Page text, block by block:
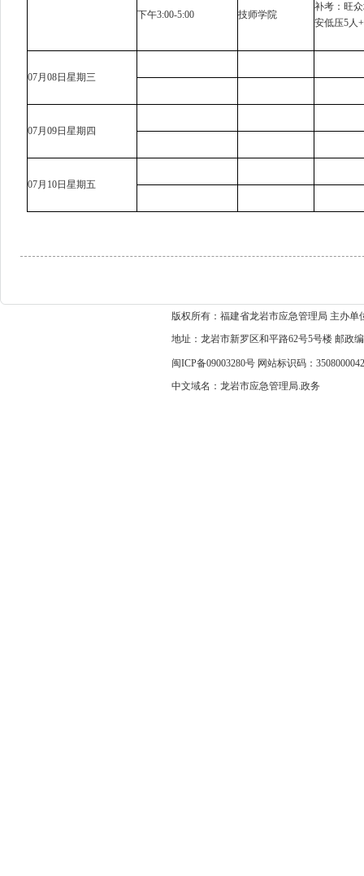
下午3:00-5:00 技师学院
补考：旺
安低压5人
07月08日星期三
07月09日星期四
07月10日星期五